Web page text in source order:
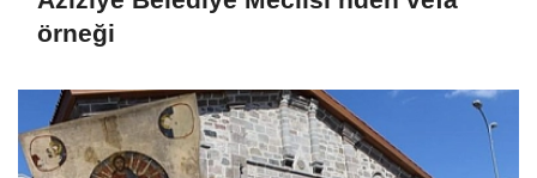
örneği